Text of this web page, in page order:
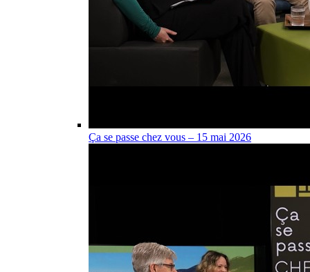
Ça se passe chez vous – 15 mai 2026